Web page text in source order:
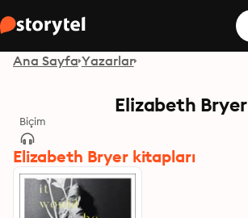
Ana Sayfa Yazarlar
Elizabeth Bryer
Biçim
Elizabeth Bryer kitapları